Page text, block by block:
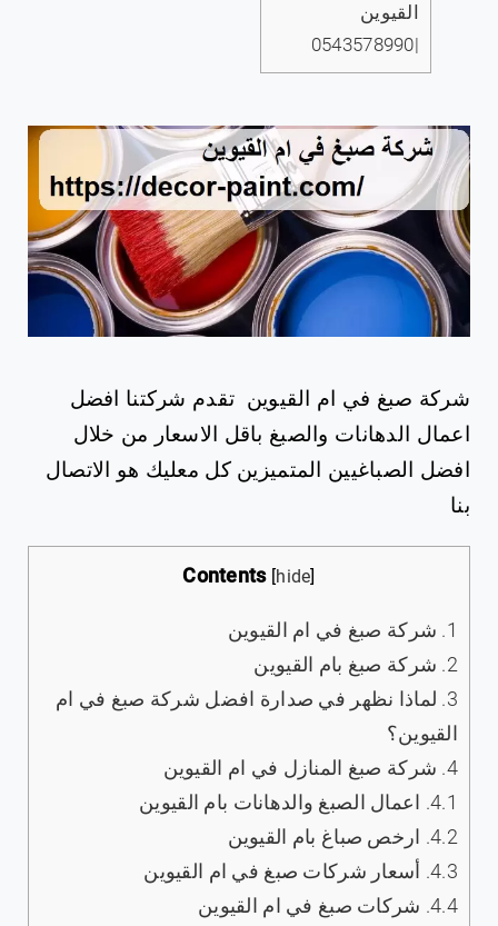
القيوين
|0543578990
شركة صبغ في ام القيوين تقدم شركتنا افضل
اعمال الدهانات والصبغ باقل الاسعار من خلال
افضل الصباغيين المتميزين كل معليك هو الاتصال
بنا
Contents [hide]
1. شركة صبغ في ام القيوين
2. شركة صبغ بام القيوين
3. لماذا نظهر في صدارة افضل شركة صبغ في ام
القيوين؟
4. ‏شركة صبغ المنازل في ام القيوين
4.1. اعمال الصبغ والدهانات بام القيوين
4.2. ارخص صباغ بام القيوين
4.3. أسعار شركات صبغ في ام القيوين
4.4. شركات صبغ في ام القيوين